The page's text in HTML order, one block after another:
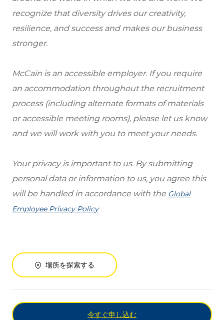
recognize that diversity drives our creativity,
resilience, and success and makes our business
stronger.
McCain is an accessible employer. If you require
an accommodation throughout the recruitment
process (including alternate formats of materials
or accessible meeting rooms), please let us know
and we will work with you to meet your needs.
Your privacy is important to us. By submitting
personal data or information to us, you agree this
will be handled in accordance with the Global
Employee Privacy Policy
場所を探索する
今すぐ申し込む